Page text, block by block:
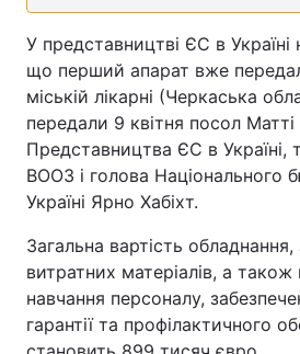
У представництві ЄС в Україні
що перший апарат вже
міській лікарні (Черкаська
передали 9 квітня посол
Представництва ЄС в Україні,
ВООЗ і голова Національного
Україні Ярно Хабіхт.
Загальна вартість
витратних матеріалів, а також
навчання персоналу,
гарантії та профілактичного